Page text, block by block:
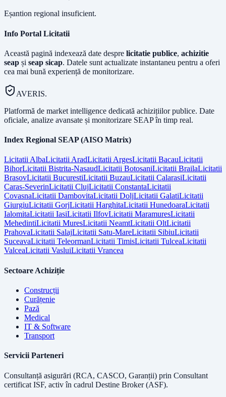
Eșantion regional insuficient.
Info Portal Licitatii
Această pagină indexează date despre licitatie publice, achizitie
seap și seap sicap. Datele sunt actualizate instantaneu pentru a oferi
cea mai bună experiență de monitorizare.
AVERIS.
Platformă de market intelligence dedicată achizițiilor publice. Date
oficiale, analize avansate și monitorizare SEAP în timp real.
Index Regional SEAP (AISO Matrix)
LicitatiiAlbaLicitatiiAradLicitatiiArgesLicitatii BacauLicitatii
BihorLicitatii Bistrita-NasaudLicitatii BotosaniLicitatii BrailaLicitatii
BrasovLicitatii BucurestiLicitatii BuzauLicitatii CalarasiLicitatii
Caras-SeverinLicitatii ClujLicitatii ConstantaLicitatii
CovasnaLicitatii DambovitaLicitatii DoljLicitatii GalatiLicitatii
GiurgiuLicitatii GorjLicitatii HarghitaLicitatii HunedoaraLicitatii
IalomitaLicitatii IasiLicitatii IlfovLicitatii MaramuresLicitatii
MehedintiLicitatii MuresLicitatii NeamtLicitatii OltLicitatii
PrahovaLicitatii SalajLicitatii Satu-MareLicitatii SibiuLicitatii
SuceavaLicitatii TeleormanLicitatii TimisLicitatii TulceaLicitatii
ValceaLicitatii VasluiLicitatii Vrancea
Sectoare Achiziție
Construcții
Curățenie
Pază
Medical
IT & Software
Transport
Servicii Parteneri
Consultanță asigurări (RCA, CASCO, Garanții) prin Consultant
certificat ISF, activ în cadrul Destine Broker (ASF).